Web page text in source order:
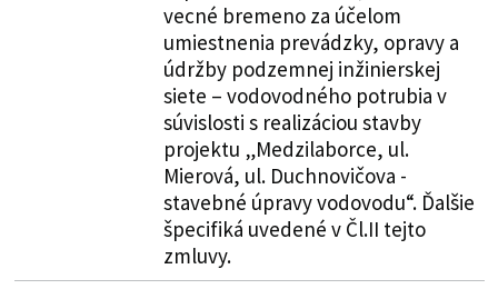
vecné bremeno za účelom
umiestnenia prevádzky, opravy a
údržby podzemnej inžinierskej
siete – vodovodného potrubia v
súvislosti s realizáciou stavby
projektu „Medzilaborce, ul.
Mierová, ul. Duchnovičova -
stavebné úpravy vodovodu“. Ďalšie
špecifiká uvedené v Čl.II tejto
zmluvy.